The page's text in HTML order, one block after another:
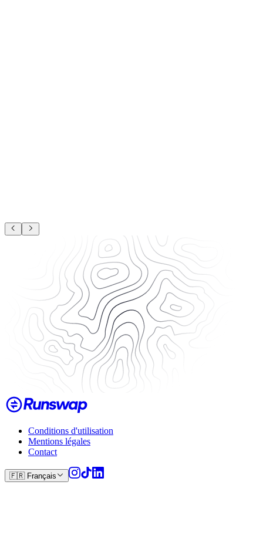
Conditions d'utilisation
Mentions légales
Contact
🇫🇷 Français